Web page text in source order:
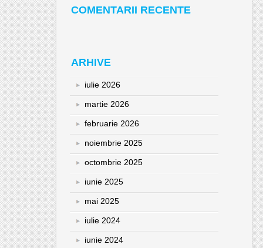
COMENTARII RECENTE
ARHIVE
iulie 2026
martie 2026
februarie 2026
noiembrie 2025
octombrie 2025
iunie 2025
mai 2025
iulie 2024
iunie 2024